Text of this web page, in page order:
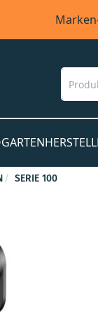
GARTEN
SERIE 100